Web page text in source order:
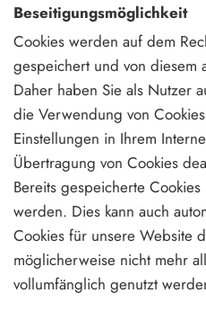
Beseitigungsmöglichkeit
Cookies werden auf dem
gespeichert und von diesem
Daher haben Sie als Nutzer
die Verwendung von
Einstellungen in Ihrem
Übertragung von Cookies
Bereits gespeicherte
werden. Dies kann auch
Cookies für unsere Website
möglicherweise nicht mehr
vollumfänglich genutzt